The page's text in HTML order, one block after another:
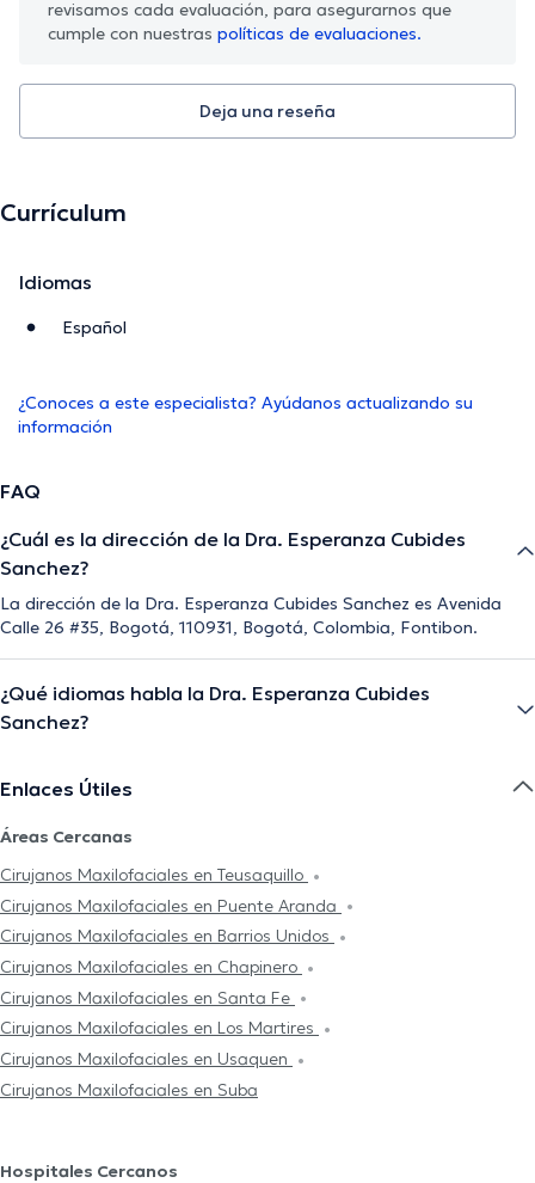
revisamos cada evaluación, para asegurarnos que
cumple con nuestras políticas de evaluaciones.
Deja una reseña
Currículum
Idiomas
Español
¿Conoces a este especialista? Ayúdanos actualizando su
información
FAQ
¿Cuál es la dirección de la Dra. Esperanza Cubides
Sanchez?
La dirección de la Dra. Esperanza Cubides Sanchez es Avenida
Calle 26 #35, Bogotá, 110931, Bogotá, Colombia, Fontibon.
¿Qué idiomas habla la Dra. Esperanza Cubides
Sanchez?
Enlaces Útiles
Áreas Cercanas
Cirujanos Maxilofaciales en Teusaquillo
Cirujanos Maxilofaciales en Puente Aranda
Cirujanos Maxilofaciales en Barrios Unidos
Cirujanos Maxilofaciales en Chapinero
Cirujanos Maxilofaciales en Santa Fe
Cirujanos Maxilofaciales en Los Martires
Cirujanos Maxilofaciales en Usaquen
Cirujanos Maxilofaciales en Suba
Hospitales Cercanos